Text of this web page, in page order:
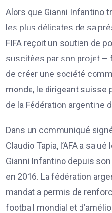
Alors que Gianni Infantino
les plus délicates de sa
FIFA reçoit un soutien de
suscitées par son projet –
de créer une société
monde, le dirigeant suisse
de la Fédération argentine
Dans un communiqué
Claudio Tapia, l’AFA a
Gianni Infantino depuis son
en 2016. La fédération
mandat a permis de
football mondial et